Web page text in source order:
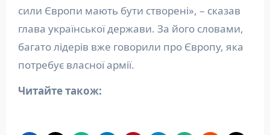
сили Європи мають бути створені», – сказав
глава української держави. За його словами,
багато лідерів вже говорили про Європу, яка
потребує власної армії.
Читайте також: